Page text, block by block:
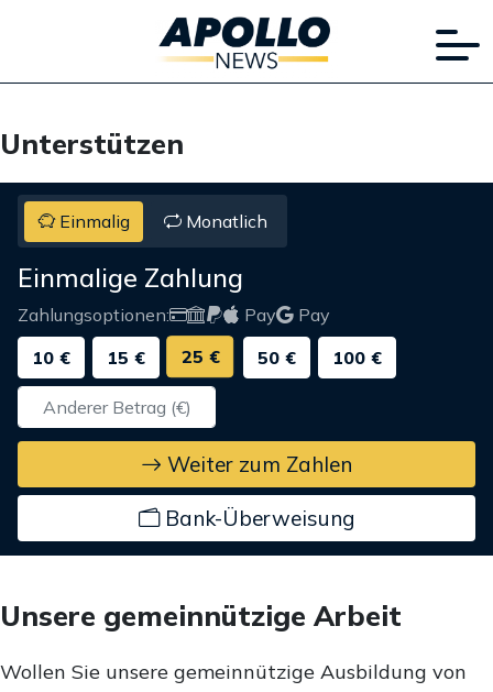
Unterstützen
Einmalig Monatlich
Einmalige Zahlung
Zahlungsoptionen: Pay
Pay
10 €
15 € 25 € 50 € 100 €
Weiter zum Zahlen
Bank-Überweisung
Unsere gemeinnützige Arbeit
Wollen Sie unsere gemeinnützige Ausbildung von